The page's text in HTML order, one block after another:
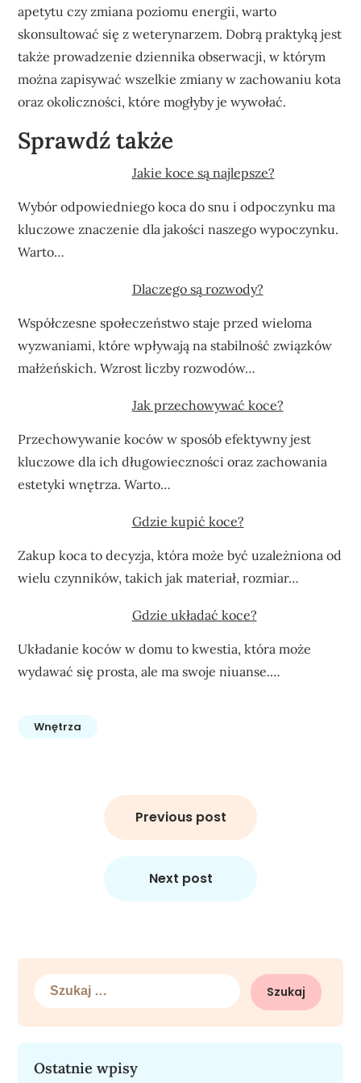
apetytu czy zmiana poziomu energii, warto
skonsultować się z weterynarzem. Dobrą praktyką jest
także prowadzenie dziennika obserwacji, w którym
można zapisywać wszelkie zmiany w zachowaniu kota
oraz okoliczności, które mogłyby je wywołać.
Sprawdź także
Jakie koce są najlepsze?
Wybór odpowiedniego koca do snu i odpoczynku ma
kluczowe znaczenie dla jakości naszego wypoczynku.
Warto…
Dlaczego są rozwody?
Współczesne społeczeństwo staje przed wieloma
wyzwaniami, które wpływają na stabilność związków
małżeńskich. Wzrost liczby rozwodów…
Jak przechowywać koce?
Przechowywanie koców w sposób efektywny jest
kluczowe dla ich długowieczności oraz zachowania
estetyki wnętrza. Warto…
Gdzie kupić koce?
Zakup koca to decyzja, która może być uzależniona od
wielu czynników, takich jak materiał, rozmiar…
Gdzie układać koce?
Układanie koców w domu to kwestia, która może
wydawać się prosta, ale ma swoje niuanse.…
Wnętrza
Previous post
Next post
Szukaj:
Ostatnie wpisy